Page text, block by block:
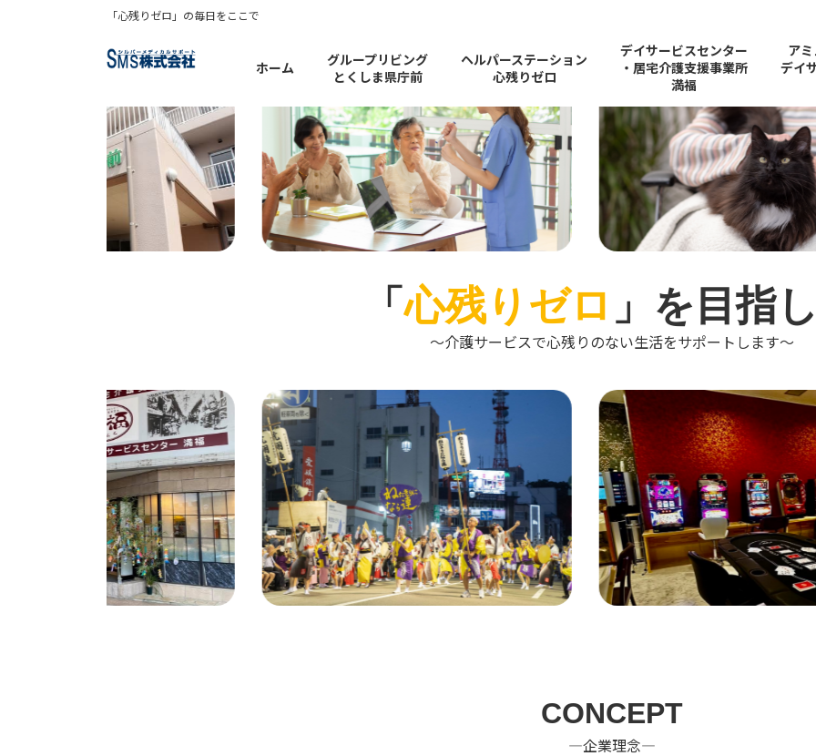
「心残りゼロ」の毎日をここで
ホーム
グループリビング
とくしま県庁前
ヘルパーステーション
心残りゼロ
デイサービスセンター
・居宅介護支援事業所
満福
ア
デイ
「心残りゼロ 」を目指
～介護サービスで心残りのない生活をサポートします～
CONCEPT
―企業理念―